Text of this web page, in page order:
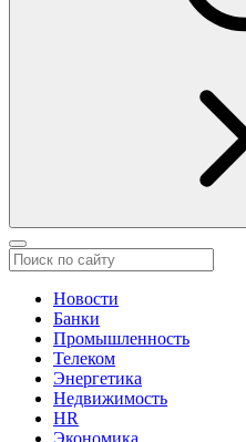
Новости
Банки
Промышленность
Телеком
Энергетика
Недвижимость
HR
Экономика